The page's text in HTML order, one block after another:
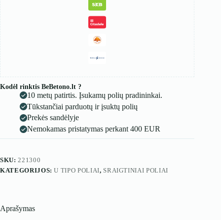
Kodėl rinktis BeBetono.lt ?
10 metų patirtis. Įsukamų polių pradininkai.
Tūkstančiai parduotų ir įsuktų polių
Prekės sandėlyje
Nemokamas pristatymas perkant 400 EUR
SKU:221300
KATEGORIJOS:U TIPO POLIAI, SRAIGTINIAI POLIAI
Aprašymas